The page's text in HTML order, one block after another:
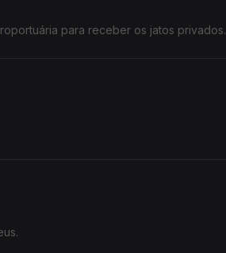
para receber os jatos privados.